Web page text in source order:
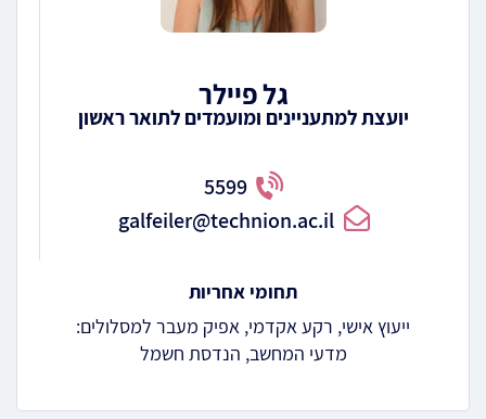
גל פיילר
יועצת למתעניינים ומועמדים לתואר ראשון
5599
galfeiler@technion.ac.il
תחומי אחריות
ייעוץ אישי, רקע אקדמי, אפיק מעבר למסלולים:
מדעי המחשב, הנדסת חשמל